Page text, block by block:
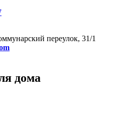
переулок, 31/1
дома